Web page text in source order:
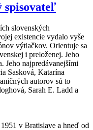
spisovateľ
slovenských
existencie vydalo vyše
výtlačkov. Orientuje sa
i preloženej. Jeho
Jeho najpredávanejšími
Sasková, Katarína
autorov sú to
Sarah E. Ladd a
v Bratislave a hneď od